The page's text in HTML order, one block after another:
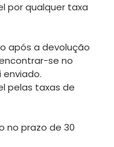
por qualquer taxa
após a devolução
se no
pelas taxas de
no prazo de 30